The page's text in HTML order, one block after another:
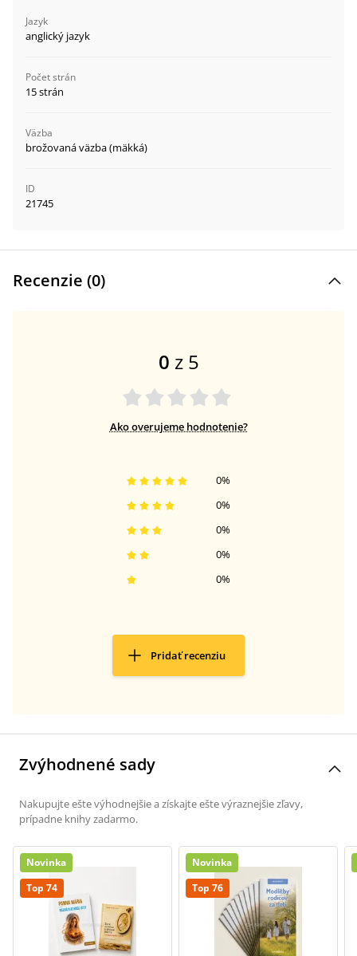
Jazyk
anglický jazyk
Počet strán
15 strán
Väzba
brožovaná väzba (mäkká)
ID
21745
Recenzie (0)
0 z 5
Ako overujeme hodnotenie?
0%
0%
0%
0%
0%
Pridať recenziu
Zvýhodnené sady
Nakupujte ešte výhodnejšie a získajte ešte výraznejšie zľavy,
prípadne knihy zadarmo.
Novinka
Top 74
Novinka
Top 76